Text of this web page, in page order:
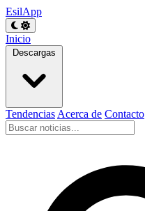
EsilApp
Inicio
Descargas
Tendencias Acerca de Contacto